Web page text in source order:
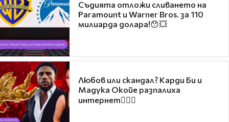
Съдията отложи сливането на
Paramount и Warner Bros. за 110
милиарда долара!😯💥
Любов или скандал? Карди Би и
Мадука Окойе разпалиха
интернет❤️‍🔥🔥